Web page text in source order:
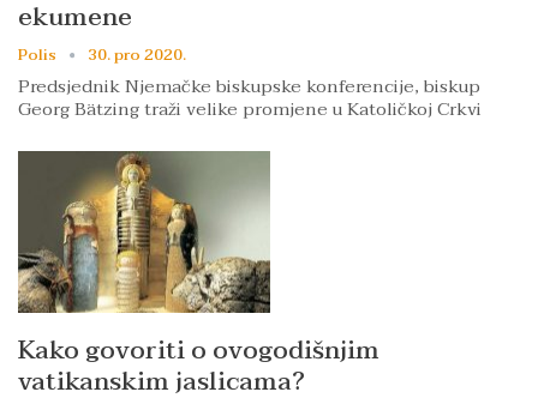
ekumene
Polis 30. pro 2020.
Predsjednik Njemačke biskupske konferencije, biskup
Georg Bätzing traži velike promjene u Katoličkoj Crkvi
Kako govoriti o ovogodišnjim
vatikanskim jaslicama?